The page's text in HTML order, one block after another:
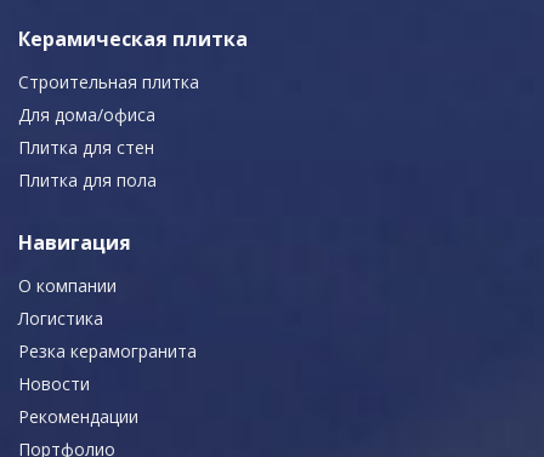
Керамическая плитка
Строительная плитка
Для дома/офиса
Плитка для стен
Плитка для пола
Навигация
О компании
Логистика
Резка керамогранита
Новости
Рекомендации
Портфолио